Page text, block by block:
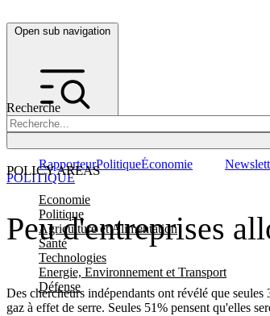
Open sub navigation
Recherche
POLICY AREAS
Economie
Politique
Agriculture et Alimentation
Santé
Technologies
Energie, Environnement et Transport
Défense
RapporteurPolitiqueÉconomie
Peu d'entreprises
Des chercheurs indépendants ont révélé que
gaz à effet de serre. Seules 51% pensent qu'elles
POLITIQUE